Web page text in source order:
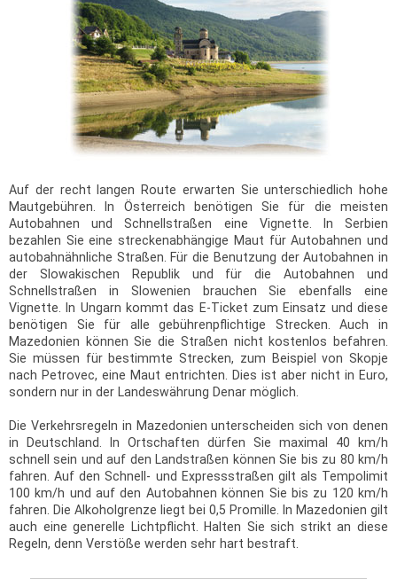
Auf der recht langen Route erwarten Sie unterschiedlich hohe
Mautgebühren. In Österreich benötigen Sie für die meisten
Autobahnen und Schnellstraßen eine Vignette. In Serbien
bezahlen Sie eine streckenabhängige Maut für Autobahnen und
autobahnähnliche Straßen. Für die Benutzung der Autobahnen in
der Slowakischen Republik und für die Autobahnen und
Schnellstraßen in Slowenien brauchen Sie ebenfalls eine
Vignette. In Ungarn kommt das E-Ticket zum Einsatz und diese
benötigen Sie für alle gebührenpflichtige Strecken. Auch in
Mazedonien können Sie die Straßen nicht kostenlos befahren.
Sie müssen für bestimmte Strecken, zum Beispiel von Skopje
nach Petrovec, eine Maut entrichten. Dies ist aber nicht in Euro,
sondern nur in der Landeswährung Denar möglich.
Die Verkehrsregeln in Mazedonien unterscheiden sich von denen
in Deutschland. In Ortschaften dürfen Sie maximal 40 km/h
schnell sein und auf den Landstraßen können Sie bis zu 80 km/h
fahren. Auf den Schnell- und Expressstraßen gilt als Tempolimit
100 km/h und auf den Autobahnen können Sie bis zu 120 km/h
fahren. Die Alkoholgrenze liegt bei 0,5 Promille. In Mazedonien gilt
auch eine generelle Lichtpflicht. Halten Sie sich strikt an diese
Regeln, denn Verstöße werden sehr hart bestraft.